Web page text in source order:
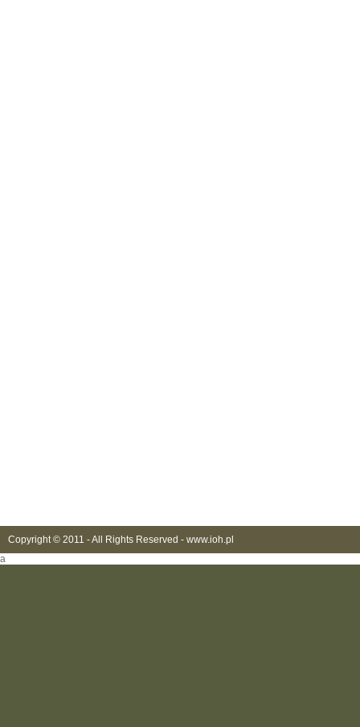
Copyright © 2011 - All Rights Reserved - www.ioh.pl
a